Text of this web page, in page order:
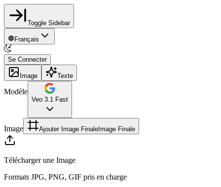
Toggle Sidebar
Français
Se Connecter
Image Texte
Modèle
Veo 3.1 Fast
Image Ajouter Image Finale Image Finale
Télécharger une Image
Formats JPG, PNG, GIF pris en charge